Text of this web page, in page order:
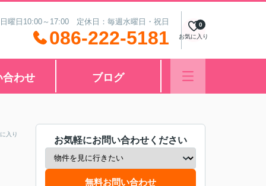
曜日10:00～17:00 定休日：毎週水曜日・祝日
086-222-5181 お気に入り
0
合わせ ブログ
入り
お気軽にお問い合わせください
無料お問い合わせ